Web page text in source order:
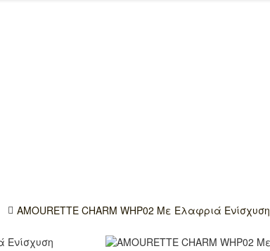
AMOURETTE CHARM WHP02 Με Ελαφριά Ενίσχυση